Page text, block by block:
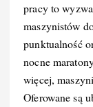
pracy to
maszynistów
punktualność
nocne
więcej,
Oferowane są